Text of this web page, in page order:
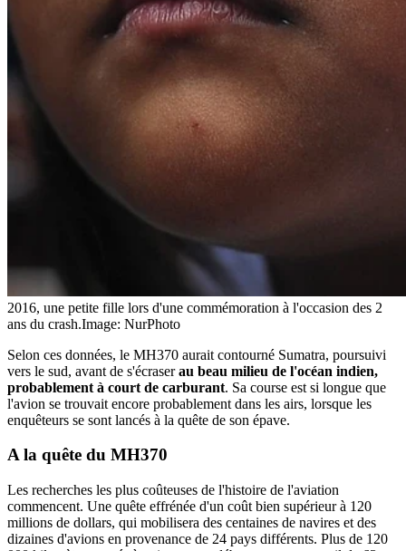
2016, une petite fille lors d'une commémoration à l'occasion des 2
ans du crash.Image: NurPhoto
Selon ces données, le MH370 aurait contourné Sumatra, poursuivi
vers le sud, avant de s'écraserau beau milieu de l'océan indien,
probablement à court de carburant. Sa course est si longue que
l'avion se trouvait encore probablement dans les airs, lorsque les
enquêteurs se sont lancés à la quête de son épave.
A la quête du MH370
Les recherches les plus coûteuses de l'histoire de l'aviation
commencent. Une quête effrénée d'un coût bien supérieur à 120
millions de dollars, qui mobilisera des centaines de navires et des
dizaines d'avions en provenance de 24 pays différents. Plus de 120